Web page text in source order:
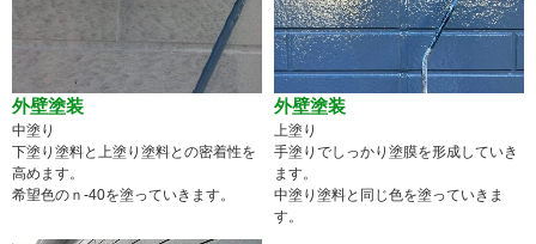
外壁塗装
中塗り
下塗り塗料と上塗り塗料との密着性を
高めます。
希望色のｎ-40を塗っていきます。
外壁塗装
上塗り
手塗りでしっかり塗膜を形成していき
ます。
中塗り塗料と同じ色を塗っていきま
す。